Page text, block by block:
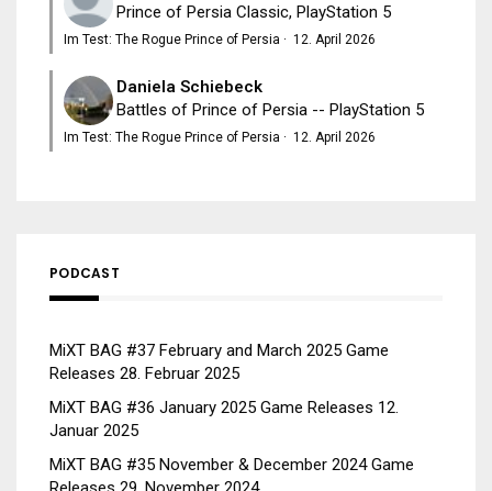
Prince of Persia Classic, PlayStation 5
Im Test: The Rogue Prince of Persia · 12. April 2026
Daniela Schiebeck
Battles of Prince of Persia -- PlayStation 5
Im Test: The Rogue Prince of Persia · 12. April 2026
PODCAST
MiXT BAG #37 February and March 2025 Game
Releases 28. Februar 2025
MiXT BAG #36 January 2025 Game Releases 12.
Januar 2025
MiXT BAG #35 November & December 2024 Game